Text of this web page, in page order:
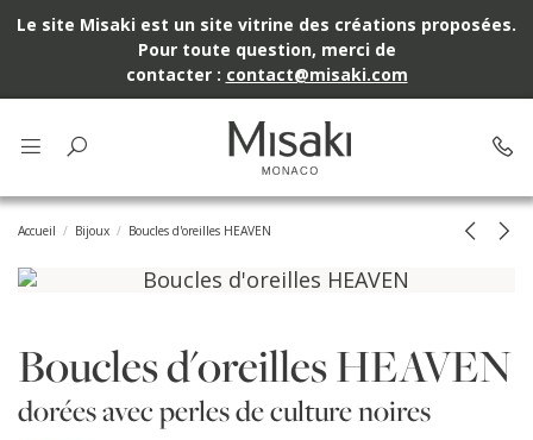
Le site Misaki est un site vitrine des créations proposées.
Pour toute question, merci de
contacter : contact@misaki.com
Accueil Bijoux Boucles d'oreilles HEAVEN
Boucles d'oreilles HEAVEN
dorées avec perles de culture noires